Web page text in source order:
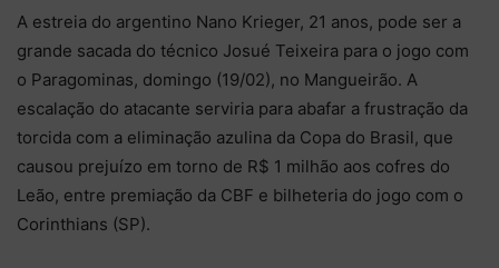
A estreia do argentino Nano Krieger, 21 anos, pode ser a
grande sacada do técnico Josué Teixeira para o jogo com
o Paragominas, domingo (19/02), no Mangueirão. A
escalação do atacante serviria para abafar a frustração da
torcida com a eliminação azulina da Copa do Brasil, que
causou prejuízo em torno de R$ 1 milhão aos cofres do
Leão, entre premiação da CBF e bilheteria do jogo com o
Corinthians (SP).